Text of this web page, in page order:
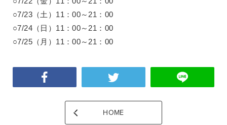
○7/23（土）11：00～21：00
○7/24（日）11：00～21：00
○7/25（月）11：00～21：00
HOME